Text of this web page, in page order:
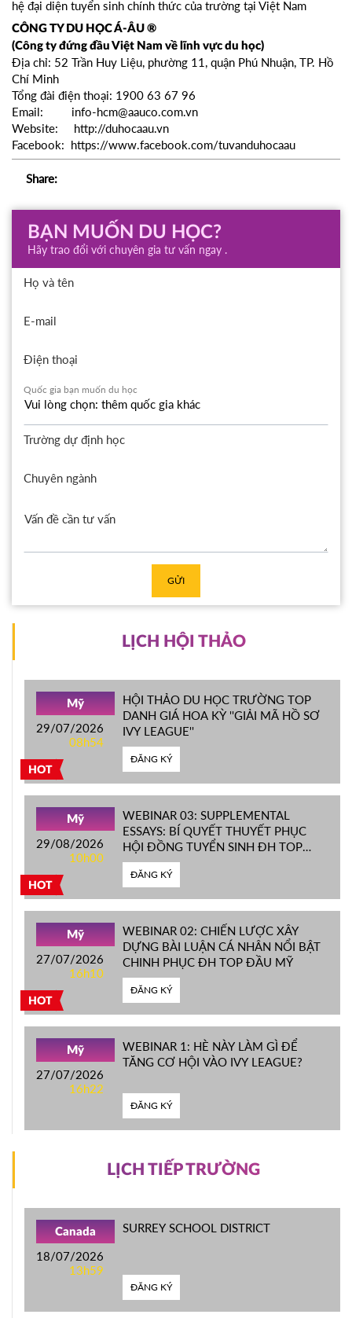
hệ đại diện tuyển sinh chính thức của trường tại Việt Nam
CÔNG TY DU HỌC Á-ÂU ®
(Công ty đứng đầu Việt Nam về lĩnh vực du học)
Địa chỉ: 52 Trần Huy Liệu, phường 11, quận Phú Nhuận, TP. Hồ
Chí Minh
Tổng đài điện thoại: 1900 63 67 96
Email: info-hcm@aauco.com.vn
Website: http://duhocaau.vn
Facebook: https://www.facebook.com/tuvanduhocaau
Share:
BẠN MUỐN DU HỌC?
Hãy trao đổi với chuyên gia tư vấn ngay .
Họ và tên
E-mail
Điện thoại
Quốc gia bạn muốn du học
Trường dự định học
Chuyên ngành
GỬI
LỊCH HỘI THẢO
HOT
Mỹ
29/07/2026
08h54
HỘI THẢO DU HỌC TRƯỜNG TOP
DANH GIÁ HOA KỲ ''GIẢI MÃ HỒ SƠ
IVY LEAGUE''
ĐĂNG KÝ
HOT
Mỹ
29/08/2026
10h00
WEBINAR 03: SUPPLEMENTAL
ESSAYS: BÍ QUYẾT THUYẾT PHỤC
HỘI ĐỒNG TUYỂN SINH ĐH TOP
ĐẦU MỸ
ĐĂNG KÝ
HOT
Mỹ
27/07/2026
16h10
WEBINAR 02: CHIẾN LƯỢC XÂY
DỰNG BÀI LUẬN CÁ NHÂN NỔI BẬT
CHINH PHỤC ĐH TOP ĐẦU MỸ
ĐĂNG KÝ
Mỹ
27/07/2026
16h22
WEBINAR 1: HÈ NÀY LÀM GÌ ĐỂ
TĂNG CƠ HỘI VÀO IVY LEAGUE?
ĐĂNG KÝ
LỊCH TIẾP TRƯỜNG
Canada
18/07/2026
13h59
SURREY SCHOOL DISTRICT
ĐĂNG KÝ